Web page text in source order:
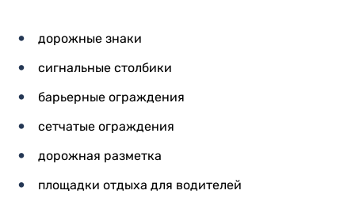
дорожные знаки
сигнальные столбики
барьерные ограждения
сетчатые ограждения
дорожная разметка
площадки отдыха для водителей